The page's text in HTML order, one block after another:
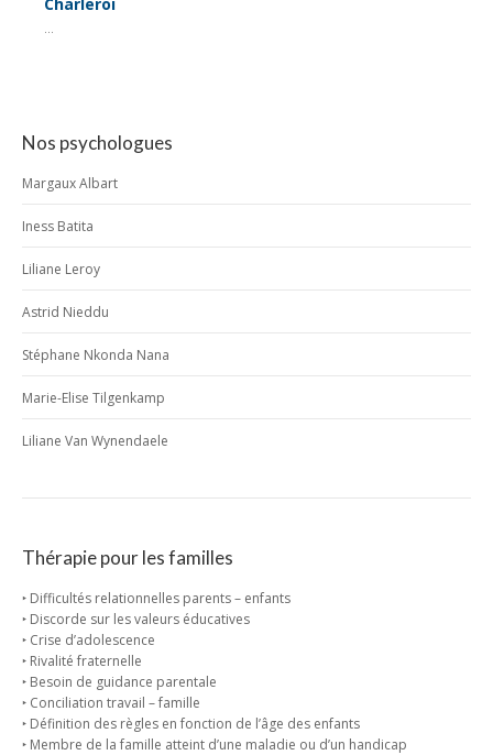
...
Nos psychologues
Margaux Albart
Iness Batita
Liliane Leroy
Astrid Nieddu
Stéphane Nkonda Nana
Marie-Elise Tilgenkamp
Liliane Van Wynendaele
Thérapie pour les familles
‣ Difficultés relationnelles parents – enfants
‣ Discorde sur les valeurs éducatives
‣ Crise d’adolescence
‣ Rivalité fraternelle
‣ Besoin de guidance parentale
‣ Conciliation travail – famille
‣ Définition des règles en fonction de l’âge des enfants
‣ Membre de la famille atteint d’une maladie ou d’un handicap